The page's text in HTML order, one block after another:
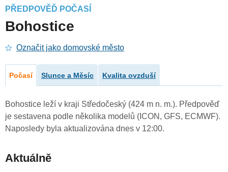
PŘEDPOVĚĎ POČASÍ
Bohostice
Označit jako domovské město
Počasí Slunce a Měsíc Kvalita ovzduší
Bohostice leží v kraji Středočeský (424 m n. m.). Předpověď
je sestavena podle několika modelů (ICON, GFS, ECMWF).
Naposledy byla aktualizována dnes v 12:00.
Aktuálně